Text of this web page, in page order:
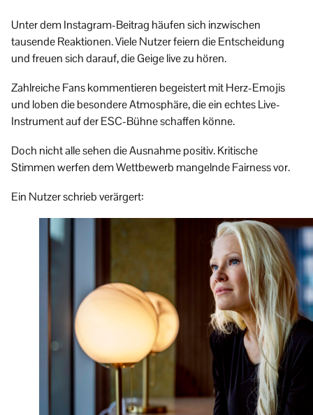
Unter dem Instagram-Beitrag häufen sich inzwischen
tausende Reaktionen. Viele Nutzer feiern die Entscheidung
und freuen sich darauf, die Geige live zu hören.
Zahlreiche Fans kommentieren begeistert mit Herz-Emojis
und loben die besondere Atmosphäre, die ein echtes Live-
Instrument auf der ESC-Bühne schaffen könne.
Doch nicht alle sehen die Ausnahme positiv. Kritische
Stimmen werfen dem Wettbewerb mangelnde Fairness vor.
Ein Nutzer schrieb verärgert: